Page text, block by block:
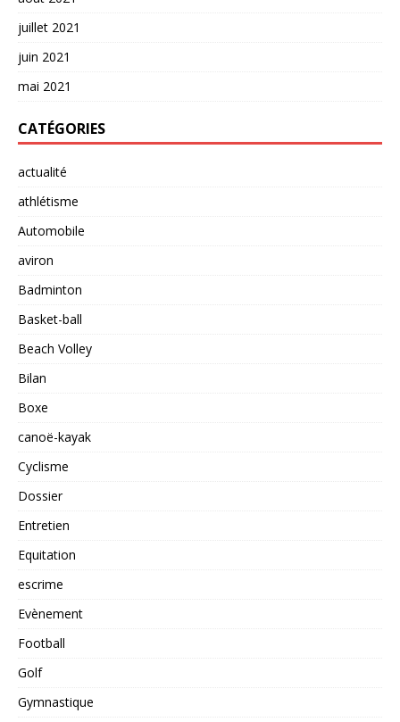
juillet 2021
juin 2021
mai 2021
CATÉGORIES
actualité
athlétisme
Automobile
aviron
Badminton
Basket-ball
Beach Volley
Bilan
Boxe
canoë-kayak
Cyclisme
Dossier
Entretien
Equitation
escrime
Evènement
Football
Golf
Gymnastique